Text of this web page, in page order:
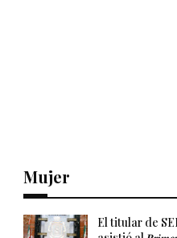
Mujer
El titular de